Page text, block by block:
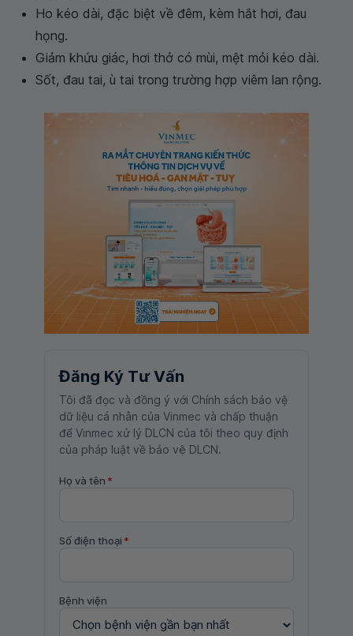
Ho kéo dài, đặc biệt về đêm, kèm hắt hơi, đau
họng.
Giảm khứu giác, hơi thở có mùi, mệt mỏi kéo dài.
Sốt, đau tai, ù tai trong trường hợp viêm lan rộng.
Đăng Ký Tư Vấn
Tôi đã đọc và đồng ý với Chính sách bảo vệ
dữ liệu cá nhân của Vinmec và chấp thuận
để Vinmec xử lý DLCN của tôi theo quy định
của pháp luật về bảo vệ DLCN.
Họ và tên *
Số điện thoại *
Bệnh viện